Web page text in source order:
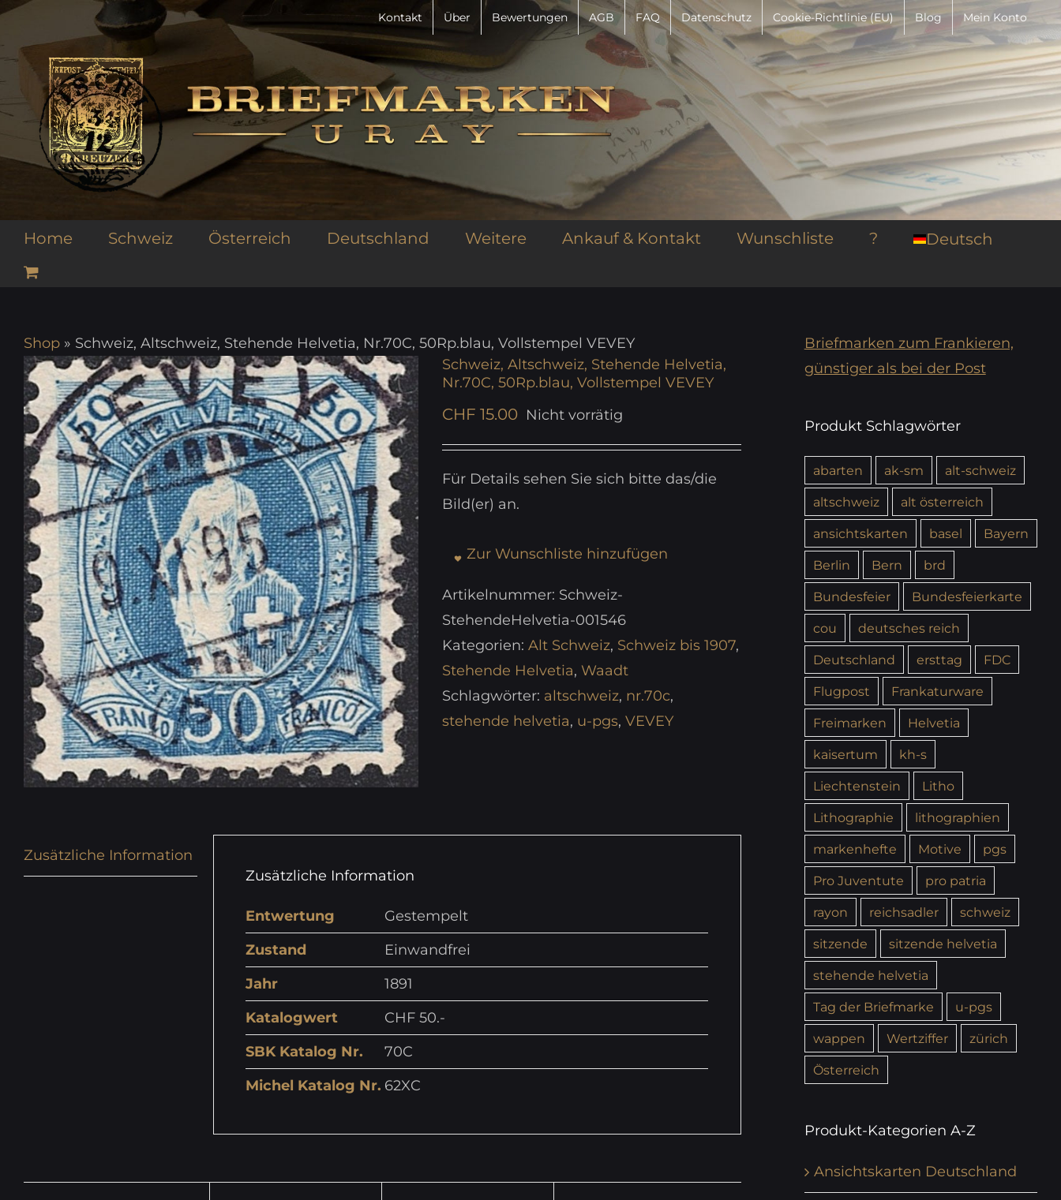
Zum
springen
Kontakt Über Bewertungen AGB FAQ Datenschutz Cookie-Richtlinie (EU) Blog Mein Konto
Home Schweiz Österreich Deutschland Weitere Ankauf & Kontakt Wunschliste ? Deutsch
Shop » Schweiz, Altschweiz, Stehende Helvetia, Nr.70C, 50Rp.blau, Vollstempel VEVEY
Schweiz, Altschweiz, Stehende Helvetia,
Nr.70C, 50Rp.blau, Vollstempel VEVEY
CHF 15.00 Nicht vorrätig
Für Details sehen Sie sich bitte das/die
Bild(er) an.
Zur Wunschliste hinzufügen
Artikelnummer: Schweiz-
StehendeHelvetia-001546
Kategorien: Alt Schweiz, Schweiz bis 1907,
Stehende Helvetia, Waadt
Schlagwörter: altschweiz, nr.70c,
stehende helvetia, u-pgs, VEVEY
Zusätzliche Information
Zusätzliche Information
Entwertung
Gestempelt
Zustand
Einwandfrei
Jahr
1891
Katalogwert
CHF 50.-
SBK Katalog Nr.
70C
Michel Katalog Nr. 62XC
Briefmarken zum Frankieren,
günstiger als bei der Post
Produkt Schlagwörter
abarten ak-sm
alt-schweiz
altschweiz
alt österreich
ansichtskarten
basel
Bayern
Berlin
Bern
brd
Bundesfeier
Bundesfeierkarte
cou
deutsches reich
Deutschland
ersttag
FDC
Flugpost
Frankaturware
Freimarken
Helvetia
kaisertum
kh-s
Liechtenstein
Litho
Lithographie
lithographien
markenhefte
Motive
pgs
Pro Juventute
pro patria
rayon
reichsadler
schweiz
sitzende
sitzende helvetia
stehende helvetia
Tag der Briefmarke
u-pgs
wappen
Wertziffer
zürich
Österreich
Produkt-Kategorien A-Z
Ansichtskarten Deutschland